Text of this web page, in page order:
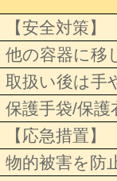
【安全対策】
他の容器に移
取扱い後は手
保護手袋/保
【応急措置】
物的被害を防